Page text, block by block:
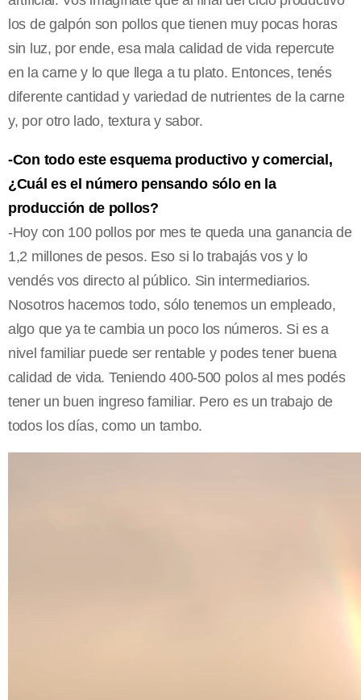
los de galpón son pollos que tienen muy pocas horas
sin luz, por ende, esa mala calidad de vida repercute
en la carne y lo que llega a tu plato. Entonces, tenés
diferente cantidad y variedad de nutrientes de la carne
y, por otro lado, textura y sabor.
-Con todo este esquema productivo y comercial,
¿Cuál es el número pensando sólo en la
producción de pollos?
-Hoy con 100 pollos por mes te queda una ganancia de
1,2 millones de pesos. Eso si lo trabajás vos y lo
vendés vos directo al público. Sin intermediarios.
Nosotros hacemos todo, sólo tenemos un empleado,
algo que ya te cambia un poco los números. Si es a
nivel familiar puede ser rentable y podes tener buena
calidad de vida. Teniendo 400-500 polos al mes podés
tener un buen ingreso familiar. Pero es un trabajo de
todos los días, como un tambo.